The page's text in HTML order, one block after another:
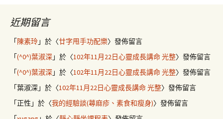
近期留言
「陳素玲」於〈廿字甩手功配樂〉發佈留言
「(^0^)葉淑深」於〈102年11月22日心靈成長講命 光整〉發佈留言
「(^0^)葉淑深」於〈102年11月22日心靈成長講命 光整〉發佈留言
「葉淑深」於〈102年11月22日心靈成長講命 光整〉發佈留言
「正性 」於〈我的經驗談(蕁麻疹、素食和瘦身)〉發佈留言